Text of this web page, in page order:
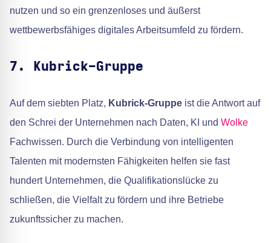
nutzen und so ein grenzenloses und äußerst
wettbewerbsfähiges digitales Arbeitsumfeld zu fördern.
7. Kubrick-Gruppe
Auf dem siebten Platz, Kubrick-Gruppe ist die Antwort auf
den Schrei der Unternehmen nach Daten, KI und Wolke
Fachwissen. Durch die Verbindung von intelligenten
Talenten mit modernsten Fähigkeiten helfen sie fast
hundert Unternehmen, die Qualifikationslücke zu
schließen, die Vielfalt zu fördern und ihre Betriebe
zukunftssicher zu machen.